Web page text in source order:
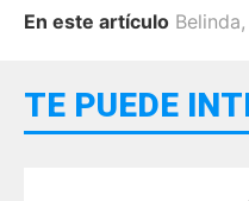
En este artículo Belinda,
TE PUEDE